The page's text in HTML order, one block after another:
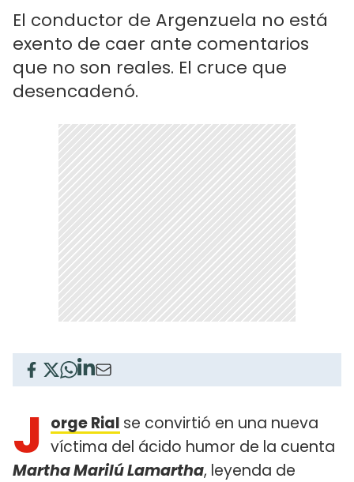
El conductor de Argenzuela no está
exento de caer ante comentarios
que no son reales. El cruce que
desencadenó.
J orge Rial se convirtió en una nueva
víctima del ácido humor de la cuenta
Martha Marilú Lamartha, leyenda de